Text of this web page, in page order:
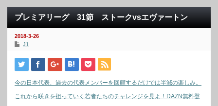
プレミアリーグ 31節 ストークvsエヴァートン
2018-3-26
J1
今の日本代表、過去の代表メンバーを回顧するだけでは半減の楽しみ。
これから咲きを担っていく若者たちのチャレンジを見よ！DAZN無料登